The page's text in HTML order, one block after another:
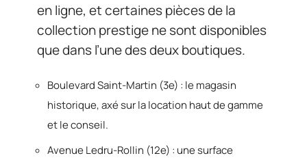
en ligne, et certaines pièces de la
collection prestige ne sont disponibles
que dans l’une des deux boutiques.
Boulevard Saint-Martin (3e) : le magasin
historique, axé sur la location haut de gamme
et le conseil.
Avenue Ledru-Rollin (12e) : une surface